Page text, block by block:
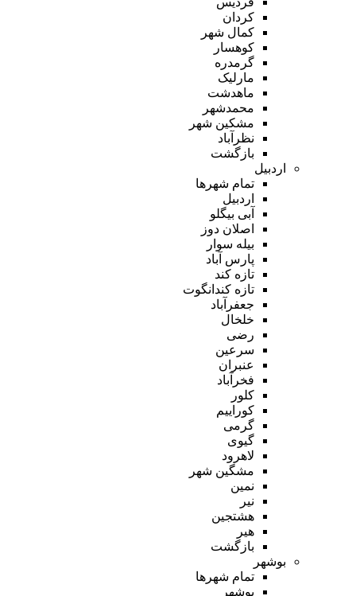
کردان
کمال شهر
کوهسار
گرمدره
مارلیک
ماهدشت
محمدشهر
مشکین شهر
نظرآباد
بازگشت
اردبیل
تمام شهر‌ها
اردبیل
آبی بیگلو
اصلان دوز
بیله سوار
پارس آباد
تازه کند
تازه کندانگوت
جعفرآباد
خلخال
رضی
سرعین
عنبران
فخرآباد
کلور
کوراییم
گرمی
گیوی
لاهرود
مشگین شهر
نمین
نیر
هشتجین
هیر
بازگشت
بوشهر
تمام شهر‌ها
بوشهر